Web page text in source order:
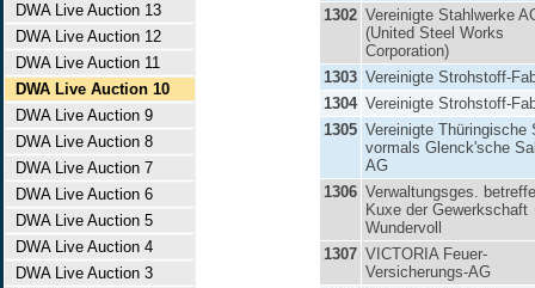
DWA Live Auction 13
DWA Live Auction 12
DWA Live Auction 11
DWA Live Auction 10
DWA Live Auction 9
DWA Live Auction 8
DWA Live Auction 7
DWA Live Auction 6
DWA Live Auction 5
DWA Live Auction 4
DWA Live Auction 3
1302 Vereinigte Stahlwerke
(United Steel Works
Corporation)
1303 Vereinigte Strohstoff-
1304 Vereinigte Strohstoff-
1305 Vereinigte Thüringische
vormals Glenck'sche
AG
1306 Verwaltungsges.
Kuxe der Gewerkschaft
Wundervoll
1307 VICTORIA Feuer-
Versicherungs-AG